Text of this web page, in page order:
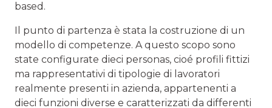
based.
Il punto di partenza è stata la costruzione di un
modello di competenze. A questo scopo sono
state configurate dieci personas, cioé profili fittizi
ma rappresentativi di tipologie di lavoratori
realmente presenti in azienda, appartenenti a
dieci funzioni diverse e caratterizzati da differenti